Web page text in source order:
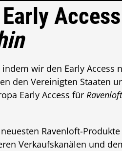
wir den Early Access
den Vereinigten Staaten
Early Access für
Ravenloft-
Verkaufskanälen und